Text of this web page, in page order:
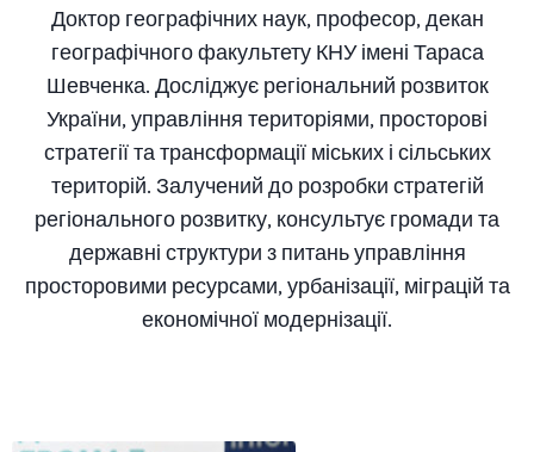
Доктор географічних наук, професор, декан
географічного факультету КНУ імені Тараса
Шевченка. Досліджує регіональний розвиток
України, управління територіями, просторові
стратегії та трансформації міських і сільських
територій. Залучений до розробки стратегій
регіонального розвитку, консультує громади та
державні структури з питань управління
просторовими ресурсами, урбанізації, міграцій та
економічної модернізації.